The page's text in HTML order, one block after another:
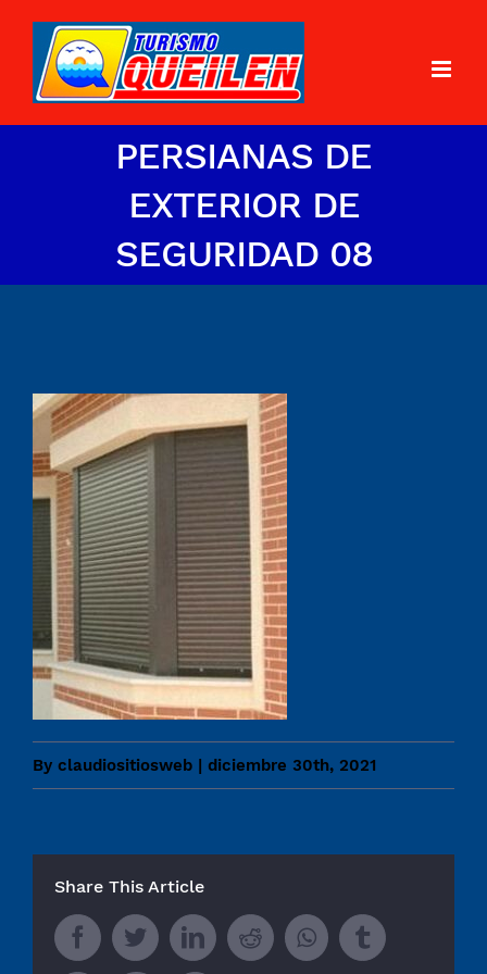
PERSIANAS DE
EXTERIOR DE
SEGURIDAD 08
By claudiositiosweb | diciembre 30th, 2021
Share This Article